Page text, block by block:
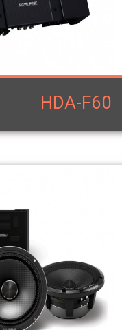
HDA-F60